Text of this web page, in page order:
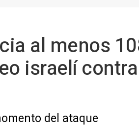
al menos
israelí
del ataque